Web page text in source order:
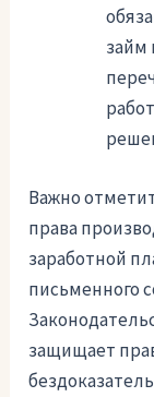
займ
Важно
права
заработной
письменного
защищает